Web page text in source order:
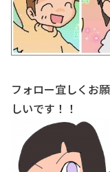
フォロー宜しくお
しいです！！